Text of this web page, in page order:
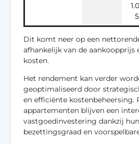
Dit komt neer op een
afhankelijk van de aankoopprijs
kosten.
Het rendement kan verder
geoptimaliseerd door
en efficiënte kostenbeheersing.
appartementen blijven een
vastgoedinvestering dankzij
bezettingsgraad en